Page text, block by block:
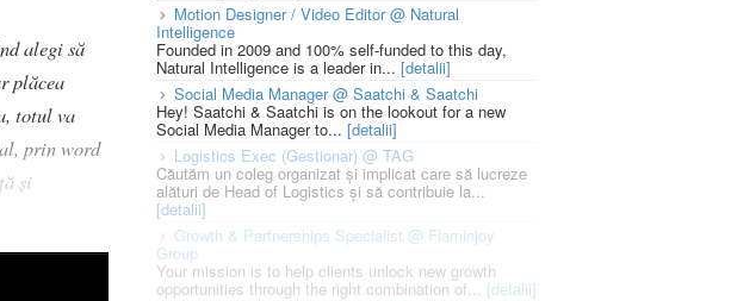
alegi să
plăcea
totul va
prin word
și
Motion Designer / Video Editor @ Natural
Intelligence
Founded in 2009 and 100% self-funded to this day,
Natural Intelligence is a leader in... [detalii]
Social Media Manager @ Saatchi & Saatchi
Hey! Saatchi & Saatchi is on the lookout for a new
Social Media Manager to... [detalii]
Logistics Exec (Gestionar) @ TAG
Căutăm un coleg organizat și implicat care să lucreze
alături de Head of Logistics și să contribuie la...
[detalii]
Growth & Partnerships Specialist @ Flaminjoy
Group
Your mission is to help clients unlock new growth
opportunities through the right combination of... [detalii]